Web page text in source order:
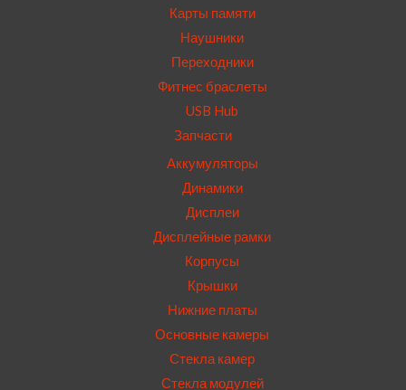
Карты памяти
Наушники
Переходники
Фитнес браслеты
USB Hub
Запчасти
Аккумуляторы
Динамики
Дисплеи
Дисплейные рамки
Корпусы
Крышки
Нижние платы
Основные камеры
Стекла камер
Стекла модулей